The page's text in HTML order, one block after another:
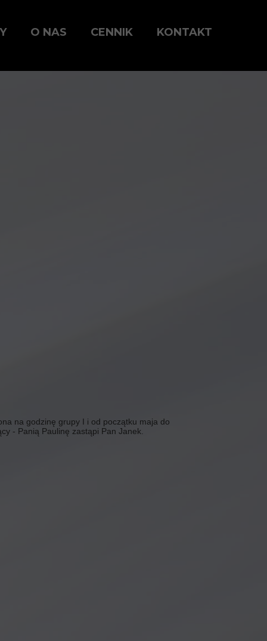
O NAS CENNIK KONTAKT
na godzinę grupy I i od początku maja do
- Panią Paulinę zastąpi Pan Janek.